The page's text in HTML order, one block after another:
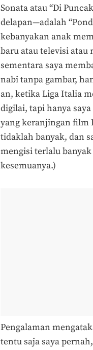
Sonata atau “Di
delapan—adalah
kebanyakan anak
baru atau televisi atau
sementara saya
nabi tanpa gambar,
an, ketika Liga Italia
digilai, tapi hanya
yang keranjingan film
tidaklah banyak, dan
mengisi terlalu
kesemuanya.)
Pengalaman
tentu saja saya